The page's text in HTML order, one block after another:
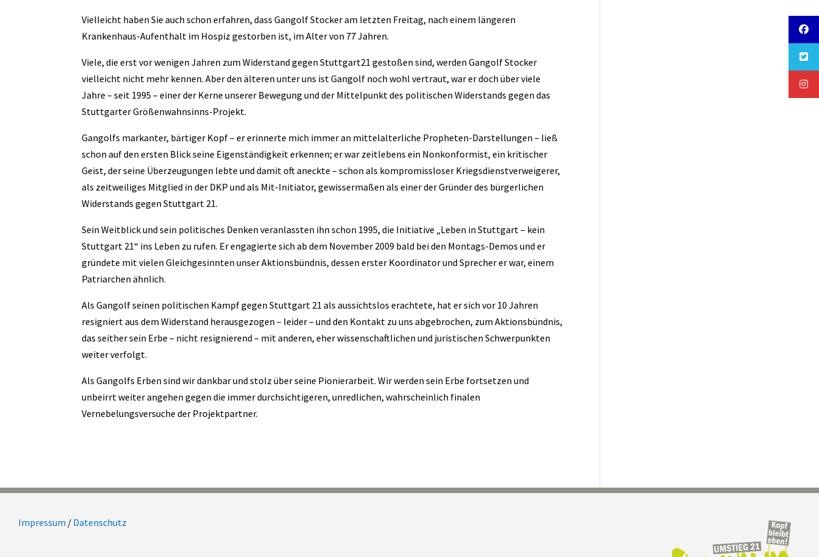
Vielleicht haben Sie auch schon erfahren, dass Gangolf Stocker am letzten Freitag, nach einem längeren
Krankenhaus-Aufenthalt im Hospiz gestorben ist, im Alter von 77 Jahren.
Viele, die erst vor wenigen Jahren zum Widerstand gegen Stuttgart21 gestoßen sind, werden Gangolf Stocker
vielleicht nicht mehr kennen. Aber den älteren unter uns ist Gangolf noch wohl vertraut, war er doch über viele
Jahre – seit 1995 – einer der Kerne unserer Bewegung und der Mittelpunkt des politischen Widerstands gegen das
Stuttgarter Größenwahnsinns-Projekt.
Gangolfs markanter, bärtiger Kopf – er erinnerte mich immer an mittelalterliche Propheten-Darstellungen – ließ
schon auf den ersten Blick seine Eigenständigkeit erkennen; er war zeitlebens ein Nonkonformist, ein kritischer
Geist, der seine Überzeugungen lebte und damit oft aneckte – schon als kompromissloser Kriegsdienstverweigerer,
als zeitweiliges Mitglied in der DKP und als Mit-Initiator, gewissermaßen als einer der Gründer des bürgerlichen
Widerstands gegen Stuttgart 21.
Sein Weitblick und sein politisches Denken veranlassten ihn schon 1995, die Initiative „Leben in Stuttgart – kein
Stuttgart 21“ ins Leben zu rufen. Er engagierte sich ab dem November 2009 bald bei den Montags-Demos und er
gründete mit vielen Gleichgesinnten unser Aktionsbündnis, dessen erster Koordinator und Sprecher er war, einem
Patriarchen ähnlich.
Als Gangolf seinen politischen Kampf gegen Stuttgart 21 als aussichtslos erachtete, hat er sich vor 10 Jahren
resigniert aus dem Widerstand herausgezogen – leider – und den Kontakt zu uns abgebrochen, zum Aktionsbündnis,
das seither sein Erbe – nicht resignierend – mit anderen, eher wissenschaftlichen und juristischen Schwerpunkten
weiter verfolgt.
Als Gangolfs Erben sind wir dankbar und stolz über seine Pionierarbeit. Wir werden sein Erbe fortsetzen und
unbeirrt weiter angehen gegen die immer durchsichtigeren, unredlichen, wahrscheinlich finalen
Vernebelungsversuche der Projektpartner.
Impressum / Datenschutz